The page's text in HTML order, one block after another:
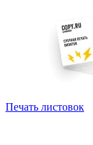
Печать листовок